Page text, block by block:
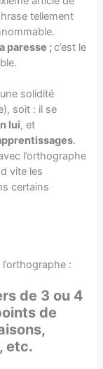
tellement
paresse ;c’est le
solidité
soit : il se
lui, et
.
l’orthographe
vite les
certains
:
de 3 ou 4
de
etc.